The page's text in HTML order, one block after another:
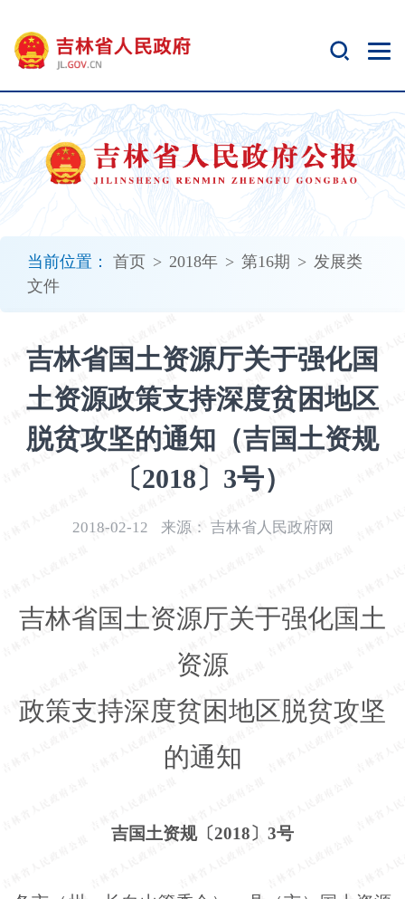
当前位置： 首页 > 2018年 > 第16期 > 发展类
文件
吉林省国土资源厅关于强化国
土资源政策支持深度贫困地区
脱贫攻坚的通知（吉国土资规
〔2018〕3号）
2018-02-12 来源： 吉林省人民政府网
吉林省国土资源厅关于强化国土
资源
政策支持深度贫困地区脱贫攻坚
的通知
吉国土资规〔2018〕3号
开
无
障
碍
说
明
加